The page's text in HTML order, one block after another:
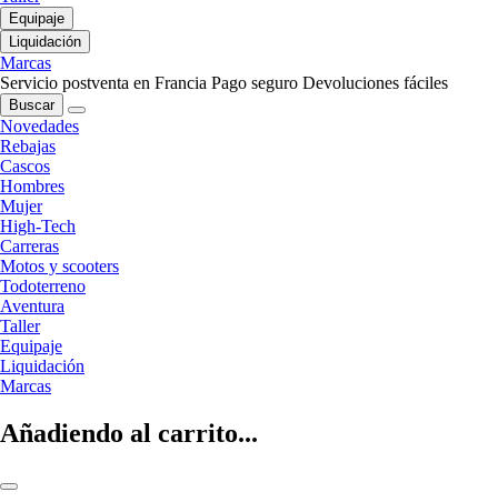
Equipaje
Liquidación
Marcas
Servicio postventa en Francia Pago seguro Devoluciones fáciles
Buscar
Novedades
Rebajas
Cascos
Hombres
Mujer
High-Tech
Carreras
Motos y scooters
Todoterreno
Aventura
Taller
Equipaje
Liquidación
Marcas
Añadiendo al carrito...